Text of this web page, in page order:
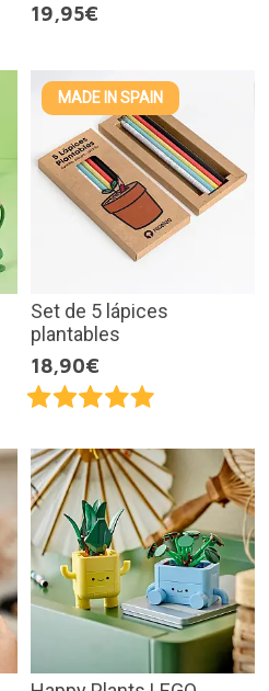
19,95€
MADE IN SPAIN
Set de 5 lápices
plantables
18,90€